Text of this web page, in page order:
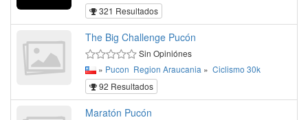
321 Resultados
The Big Challenge Pucón
Sin Opiniónes
» Pucon Region Araucania » Ciclismo 30k
92 Resultados
Maratón Pucón